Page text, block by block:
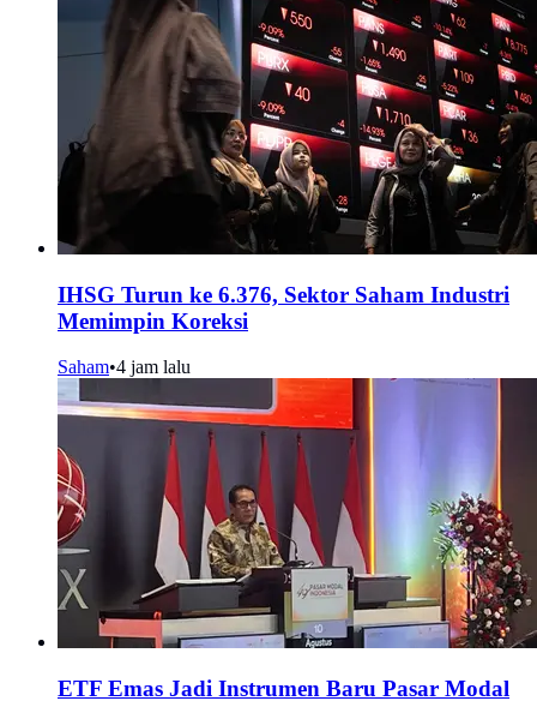
IHSG Turun ke 6.376, Sektor Saham Industri
Memimpin Koreksi
Saham•4 jam lalu
ETF Emas Jadi Instrumen Baru Pasar Modal